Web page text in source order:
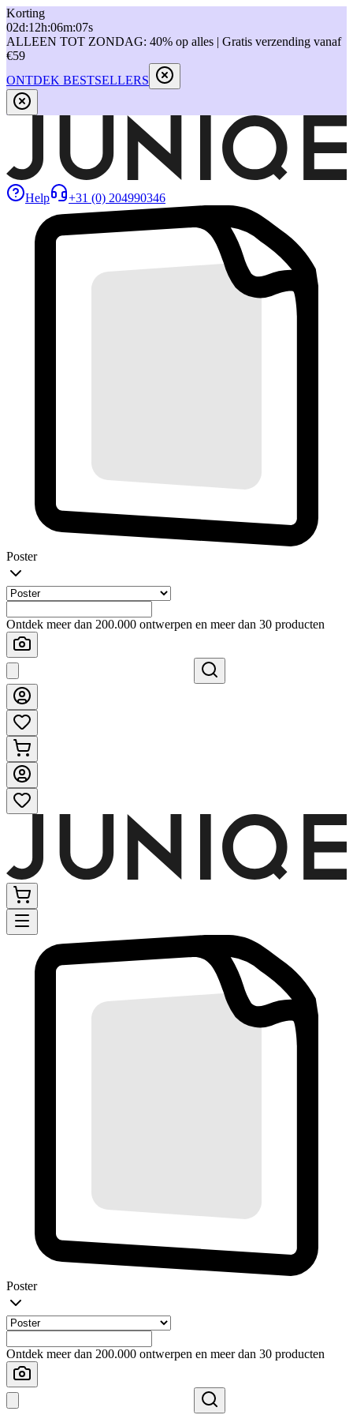
Korting
02d:12h:06m:07s
ALLEEN TOT ZONDAG: 40% op alles | Gratis verzending vanaf
€59
ONTDEK BESTSELLERS
Help +31 (0) 204990346
Poster
Ontdek meer dan 200.000 ontwerpen en meer dan 30 producten
Poster
Ontdek meer dan 200.000 ontwerpen en meer dan 30 producten